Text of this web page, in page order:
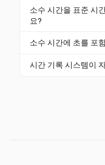
간에 $18/시간을
일반적인 실수는
예를 들어, 30분은
소수 시간을 표준 시
요?
소수 시간을 표준
을 얻습니다. 예를
소수 시간에 초를 포
예, 초를 3600으
시간 기록 시스템이